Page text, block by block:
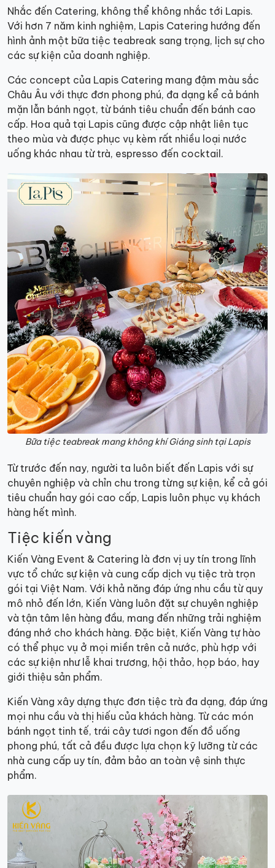
Nhắc đến Catering, không thể không nhắc tới Lapis.
Với hơn 7 năm kinh nghiệm, Lapis Catering hướng đến
hình ảnh một bữa tiệc teabreak sang trọng, lịch sự cho
các sự kiện của doanh nghiệp.
Các concept của Lapis Catering mang đậm màu sắc
Châu Âu với thực đơn phong phú, đa dạng kể cả bánh
mặn lẫn bánh ngọt, từ bánh tiêu chuẩn đến bánh cao
cấp. Hoa quả tại Lapis cũng được cập nhật liên tục
theo mùa và được phục vụ kèm rất nhiều loại nước
uống khác nhau từ trà, espresso đến cocktail.
Bữa tiệc teabreak mang không khí Giáng sinh tại Lapis
Từ trước đến nay, người ta luôn biết đến Lapis với sự
chuyên nghiệp và chỉn chu trong từng sự kiện, kể cả gói
tiêu chuẩn hay gói cao cấp, Lapis luôn phục vụ khách
hàng hết mình.
Tiệc kiến vàng
Kiến Vàng Event & Catering là đơn vị uy tín trong lĩnh
vực tổ chức sự kiện và cung cấp dịch vụ tiệc trà trọn
gói tại Việt Nam. Với khả năng đáp ứng nhu cầu từ quy
mô nhỏ đến lớn, Kiến Vàng luôn đặt sự chuyên nghiệp
và tận tâm lên hàng đầu, mang đến những trải nghiệm
đáng nhớ cho khách hàng. Đặc biệt, Kiến Vàng tự hào
có thể phục vụ ở mọi miền trên cả nước, phù hợp với
các sự kiện như lễ khai trương, hội thảo, họp báo, hay
giới thiệu sản phẩm.
Kiến Vàng xây dựng thực đơn tiệc trà đa dạng, đáp ứng
mọi nhu cầu và thị hiếu của khách hàng. Từ các món
bánh ngọt tinh tế, trái cây tươi ngon đến đồ uống
phong phú, tất cả đều được lựa chọn kỹ lưỡng từ các
nhà cung cấp uy tín, đảm bảo an toàn vệ sinh thực
phẩm.